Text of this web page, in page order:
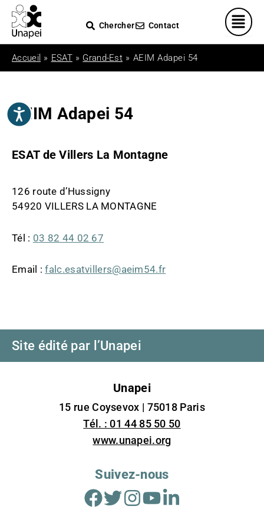
Veuillez
noter
Ce
site
Web
système
d'accessibilité.
Accessibilité
Chercher Contact
Accueil » ESAT » Grand-Est » AEIM Adapei 54
AEIM Adapei 54
ESAT de Villers La Montagne
126 route d’Hussigny
54920 VILLERS LA MONTAGNE
Tél : 03 82 44 02 67
Email :falc.esatvillers@aeim54.fr
Site édité par l’Unapei
Unapei
15 rue Coysevox | 75018 Paris
Tél. : 01 44 85 50 50
www.unapei.org
Suivez-nous
FacebookTwitterInstagramYoutubeLinkedin